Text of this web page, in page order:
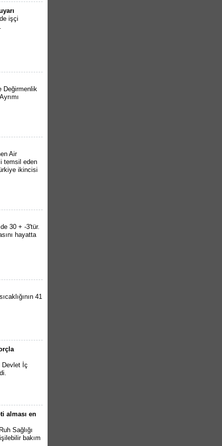
işçi
Değirmenlik
Air
temsil eden
ikincisi
30 + -3'tür.
hayatta
41
Devlet İç
alması en
Sağlığı
bakım